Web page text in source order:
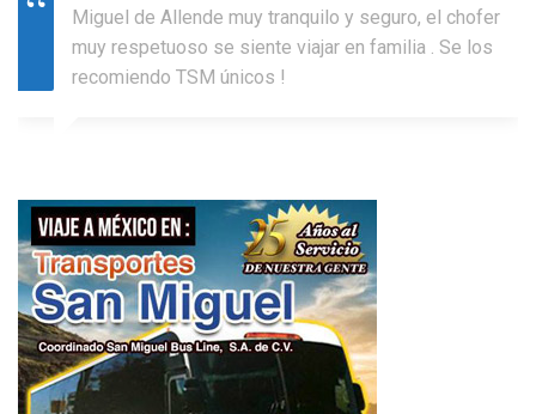
Miguel de Allende muy tranquilo y seguro, el chofer
muy respetuoso se siente viajar en familia . Se los
recomiendo TSM únicos !